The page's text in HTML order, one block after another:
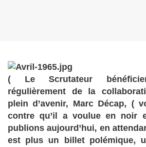
( Le Scrutateur
régulièrement de la
plein d’avenir, Marc Décap, (
contre qu’il a voulue en noir
publions aujourd’hui, en
est plus un billet polémique,